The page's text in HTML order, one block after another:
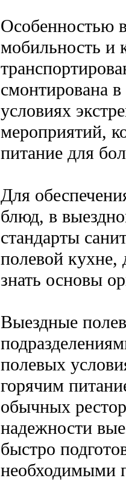
Особенностью
мобильность и
смонтирована
условиях
мероприятий,
питание для
Для
блюд, в
стандарты
полевой кухне,
знать основы
Выездные
полевых
горячим
обычных
надежности
быстро
необходимыми